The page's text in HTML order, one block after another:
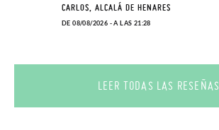
CARLOS, ALCALÁ DE HENARES
DE 08/08/2026 - A LAS 21:28
LEER TODAS LAS RESEÑAS